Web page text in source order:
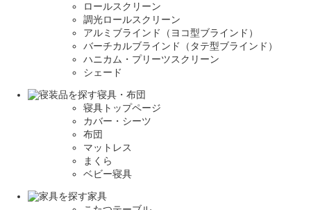
ロールスクリーン
調光ロールスクリーン
アルミブラインド（ヨコ型ブラインド）
バーチカルブラインド（タテ型ブラインド）
ハニカム・プリーツスクリーン
シェード
寝具・布団
寝具トップページ
カバー・シーツ
布団
マットレス
まくら
ベビー寝具
家具